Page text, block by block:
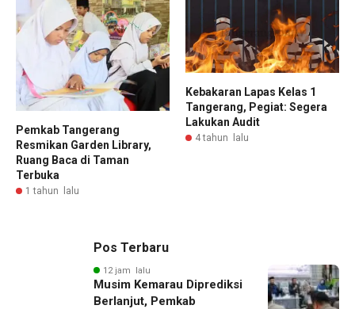
Pemkab Tangerang
Resmikan Garden Library,
Ruang Baca di Taman
Terbuka
1 tahun lalu
Kebakaran Lapas Kelas 1
Tangerang, Pegiat: Segera
Lakukan Audit
4 tahun lalu
Pos Terbaru
12 jam lalu
Musim Kemarau Diprediksi
Berlanjut, Pemkab